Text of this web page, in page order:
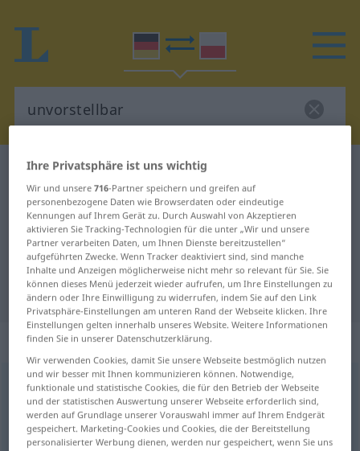
Deutsch-Polnisch Wörterbuch
Deutsch-Polnisch Übersetzung für
"unvorstellbar"
"unvorstellbar" Polnisch
Übersetzung
„unvorstellbar“
unvorstellbar
Übersicht aller Übersetzungen
(Für mehr Details die Übersetzung anklicken/antippen)
Ihre Privatsphäre ist uns wichtig
Wir und unsere716-Partner speichern und greifen auf
personenbezogene Daten wie Browserdaten oder eindeutige
Kennungen auf Ihrem Gerät zu. Durch Auswahl von Akzeptieren
aktivieren Sie Tracking-Technologien für die unter „Wir und unsere
Partner verarbeiten Daten, um Ihnen Dienste bereitzustellen“
aufgeführten Zwecke. Wenn Tracker deaktiviert sind, sind manche
Inhalte und Anzeigen möglicherweise nicht mehr so relevant für Sie. Sie
können dieses Menü jederzeit wieder aufrufen, um Ihre Einstellungen zu
ändern oder Ihre Einwilligung zu widerrufen, indem Sie auf den Link
Privatsphäre-Einstellungen am unteren Rand der Webseite klicken. Ihre
Einstellungen gelten innerhalb unseres Website. Weitere Informationen
finden Sie in unserer Datenschutzerklärung.
Wir verwenden Cookies, damit Sie unsere Webseite bestmöglich nutzen
und wir besser mit Ihnen kommunizieren können. Notwendige,
funktionale und statistische Cookies, die für den Betrieb der Webseite
und der statistischen Auswertung unserer Webseite erforderlich sind,
werden auf Grundlage unserer Vorauswahl immer auf Ihrem Endgerät
gespeichert. Marketing-Cookies und Cookies, die der Bereitstellung
personalisierter Werbung dienen, werden nur gespeichert, wenn Sie uns